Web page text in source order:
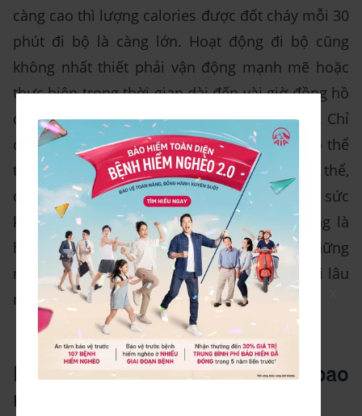
càng cao thì lượng calories được đốt cháy mỗi 30
phút đi bộ là càng lớn. Hoạt động đi bộ cũng
không nhất thiết phải vận động mạnh mẽ hoặc
thực hiện trong thời gian dài đến vài giờ đồng hồ
để giảm calo hay cải thiện sức khỏe của bạn. Chỉ
cần dành 30 phút mỗi ngày để đi bộ, bạn có thể
tiêu hao được 100-200 calories trong cơ thể,
đồng thời rèn luyện thể lực và tăng cường sức
khỏe một cách hiệu quả. Bởi vậy đi bộ đúng là
hình thức vận động thể chất tuyệt vời cho những
người thừa cân, người già hoặc những người lâu
ngày không vận động phải không nào?
Nên duy trì thói quen đi bộ bao
nhiêu buổi 1 tuần?